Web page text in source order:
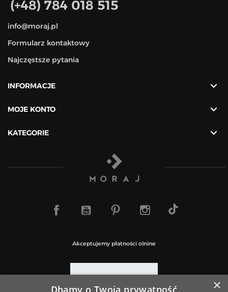
(+48) 784 018 515
info@moraj.pl
Formularz kontaktowy
Najczęstsze pytania
INFORMACJE 
MOJE KONTO 
KATEGORIE 
Akceptujemy płatności olnine
×
Dbamy o Twoją prywatność